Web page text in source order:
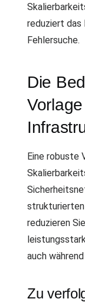
reduziert das
Fehlersuche.
Die
Eine robuste
reduzieren
auch
Zu